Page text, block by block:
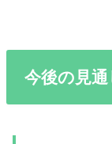
今後の見通